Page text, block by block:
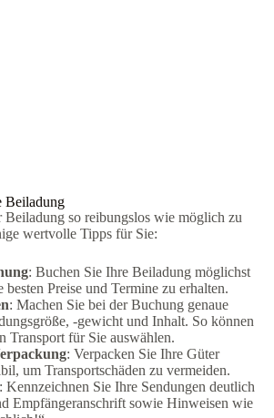
Beiladung
Beiladung so reibungslos wie möglich zu
wertvolle Tipps für Sie:
: Buchen Sie Ihre Beiladung möglichst
Preise und Termine zu erhalten.
: Machen Sie bei der Buchung genaue
-gewicht und Inhalt. So können
Transport für Sie auswählen.
: Verpacken Sie Ihre Güter
um Transportschäden zu vermeiden.
: Kennzeichnen Sie Ihre Sendungen deutlich
Empfängeranschrift sowie Hinweisen wie